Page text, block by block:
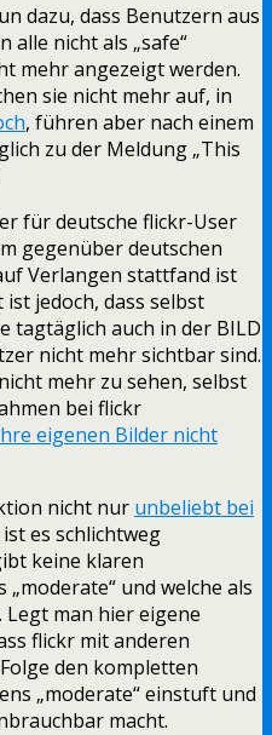
dazu, dass Benutzern aus
alle nicht als „safe“
mehr angezeigt werden.
sie nicht mehr auf, in
, führen aber nach einem
zu der Meldung „This
für deutsche flickr-User
gegenüber deutschen
Verlangen stattfand ist
jedoch, dass selbst
tagtäglich auch in der BILD
nicht mehr sichtbar sind.
mehr zu sehen, selbst
bei flickr
eigenen Bilder nicht
nicht nur unbeliebt bei
es schlichtweg
keine klaren
„moderate“ und welche als
Legt man hier eigene
flickr mit anderen
den kompletten
„moderate“ einstuft und
macht.